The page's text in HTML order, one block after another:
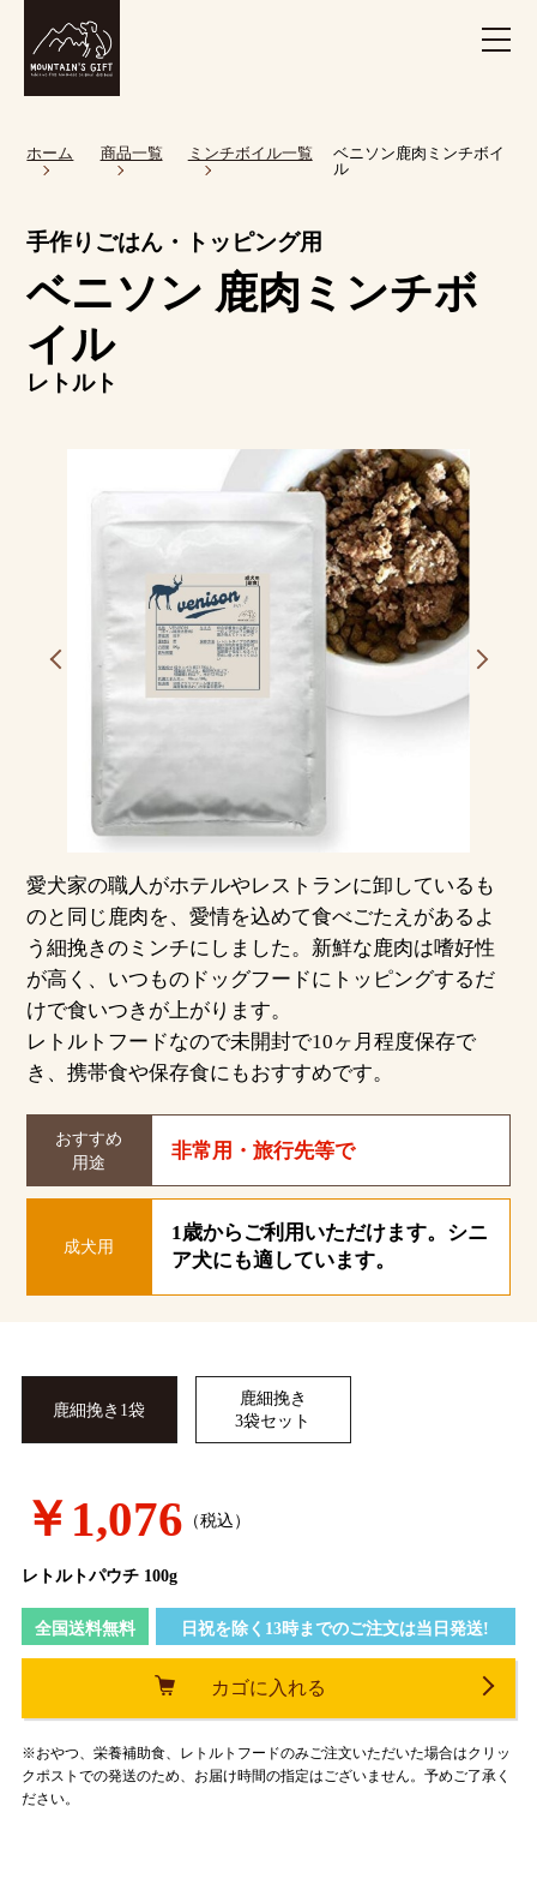
ホーム 商品一覧 ミンチボイル一覧
ベニソン鹿肉ミンチボイ
ル
手作りごはん・トッピング用
ベニソン 鹿肉ミンチボ
イル
レトルト
愛犬家の職人がホテルやレストランに卸しているも
のと同じ鹿肉を、愛情を込めて食べごたえがあるよ
う細挽きのミンチにしました。新鮮な鹿肉は嗜好性
が高く、いつものドッグフードにトッピングするだ
けで食いつきが上がります。
レトルトフードなので未開封で10ヶ月程度保存で
き、携帯食や保存食にもおすすめです。
おすすめ
用途
非常用・旅行先等で
成犬用
1歳からご利用いただけます。シニ
ア犬にも適しています。
鹿細挽き1袋
鹿細挽き
3袋セット
￥1,076 （税込）
レトルトパウチ 100g
全国送料無料 日祝を除く13時までのご注文は当日発送!
カゴに入れる
※おやつ、栄養補助食、レトルトフードのみご注文いただいた場合はクリッ
クポストでの発送のため、お届け時間の指定はございません。予めご了承く
ださい。